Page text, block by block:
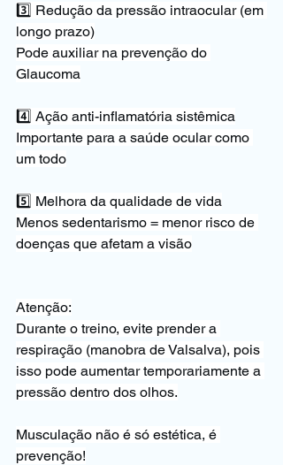
3️⃣ Redução da pressão intraocular (em
longo prazo)
Pode auxiliar na prevenção do
Glaucoma
4️⃣ Ação anti-inflamatória sistêmica
Importante para a saúde ocular como
um todo
5️⃣ Melhora da qualidade de vida
Menos sedentarismo = menor risco de
doenças que afetam a visão
Atenção:
Durante o treino, evite prender a
respiração (manobra de Valsalva), pois
isso pode aumentar temporariamente a
pressão dentro dos olhos.
Musculação não é só estética, é
prevenção!